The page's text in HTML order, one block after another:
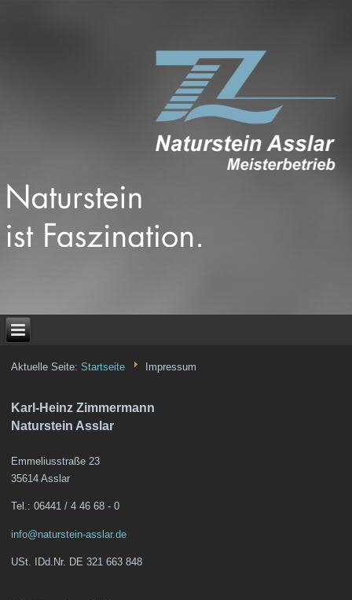
Aktuelle Seite:Startseite Impressum
Karl-Heinz Zimmermann
Naturstein Asslar
Emmeliusstraße 23
35614 Asslar
Tel.: 06441 / 4 46 68 - 0
info@naturstein-asslar.de
USt. IDd.Nr. DE 321 663 848